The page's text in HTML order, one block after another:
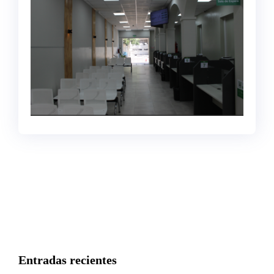
Entradas recientes